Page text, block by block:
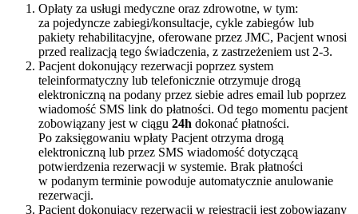
Opłaty za usługi medyczne oraz zdrowotne, w tym:
za pojedyncze zabiegi/konsultacje, cykle zabiegów lub
pakiety rehabilitacyjne, oferowane przez JMC, Pacjent wnosi
przed realizacją tego świadczenia, z zastrzeżeniem ust 2-3.
Pacjent dokonujący rezerwacji poprzez system
teleinformatyczny lub telefonicznie otrzymuje drogą
elektroniczną na podany przez siebie adres email lub poprzez
wiadomość SMS link do płatności. Od tego momentu pacjent
zobowiązany jest w ciągu 24h dokonać płatności.
Po zaksięgowaniu wpłaty Pacjent otrzyma drogą
elektroniczną lub przez SMS wiadomość dotyczącą
potwierdzenia rezerwacji w systemie. Brak płatności
w podanym terminie powoduje automatycznie anulowanie
rezerwacji.
Pacjent dokonujący rezerwacji w rejestracji jest zobowiązany